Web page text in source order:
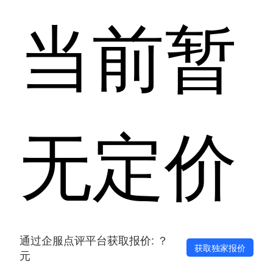
当前暂
无定价
通过企服点评平台获取报价: ？
元
获取独家报价